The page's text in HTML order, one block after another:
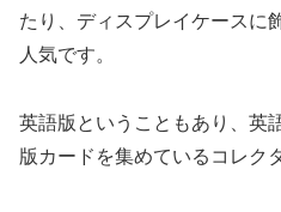
たり、ディスプレイケースに
人気です。
英語版ということもあり、英
版カードを集めているコレク